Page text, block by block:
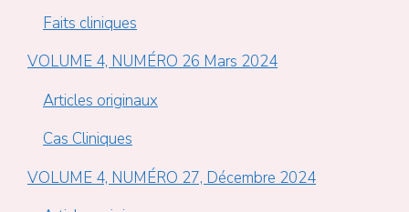
Faits cliniques
VOLUME 4, NUMÉRO 26 Mars 2024
Articles originaux
Cas Cliniques
VOLUME 4, NUMÉRO 27, Décembre 2024